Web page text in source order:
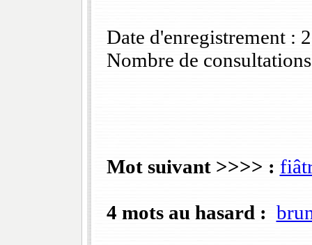
Date d'enregistrement :
Nombre de
Mot suivant >>>> :
4 mots au hasard :